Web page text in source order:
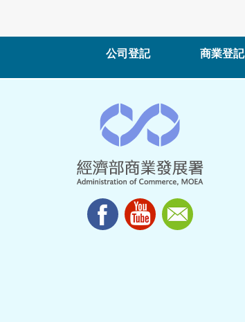
公司登記 商業登記